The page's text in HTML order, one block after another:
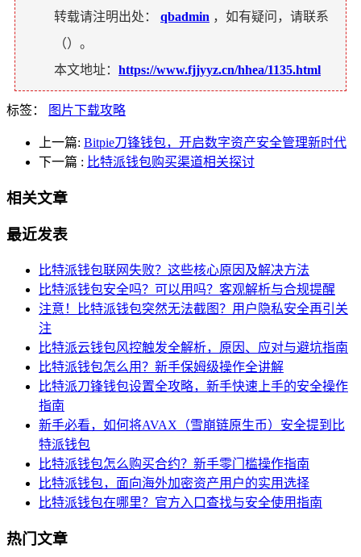
转载请注明出处： qbadmin ，如有疑问，请联系
（）。
本文地址： https://www.fjjyyz.cn/hhea/1135.html
标签： 图片下载攻略
上一篇: Bitpie刀锋钱包，开启数字资产安全管理新时代
下一篇 : 比特派钱包购买渠道相关探讨
相关文章
最近发表
比特派钱包联网失败？这些核心原因及解决方法
比特派钱包安全吗？可以用吗？客观解析与合规提醒
注意！比特派钱包突然无法截图？用户隐私安全再引关
注
比特派云钱包风控触发全解析，原因、应对与避坑指南
比特派钱包怎么用？新手保姆级操作全讲解
比特派刀锋钱包设置全攻略，新手快速上手的安全操作
指南
新手必看，如何将AVAX（雪崩链原生币）安全提到比
特派钱包
比特派钱包怎么购买合约？新手零门槛操作指南
比特派钱包，面向海外加密资产用户的实用选择
比特派钱包在哪里？官方入口查找与安全使用指南
热门文章